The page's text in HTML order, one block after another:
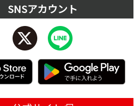
SNSアカウント